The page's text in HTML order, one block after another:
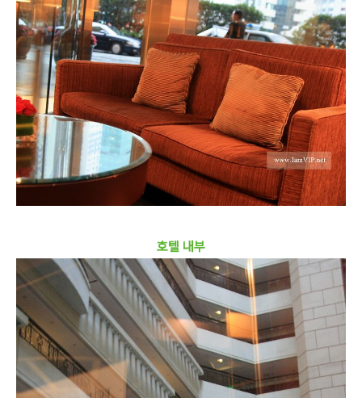
호텔 내부